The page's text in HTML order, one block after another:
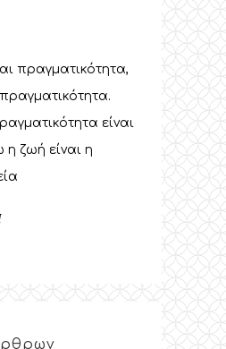
πραγματικότητα,
πραγματικότητα.
είναι
η ζωή είναι η